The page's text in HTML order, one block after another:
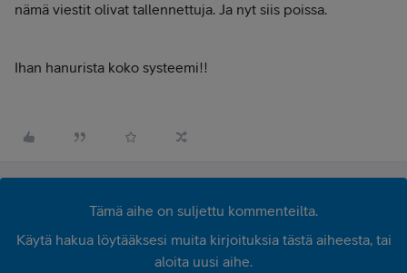
nämä viestit olivat tallennettuja. Ja nyt siis poissa.
Ihan hanurista koko systeemi!!
Tämä aihe on suljettu kommenteilta.
Käytä hakua löytääksesi muita kirjoituksia tästä aiheesta, tai
aloita uusi aihe.